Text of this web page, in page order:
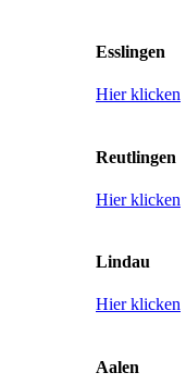
Esslingen
Hier klicken
Reutlingen
Hier klicken
Lindau
Hier klicken
Aalen